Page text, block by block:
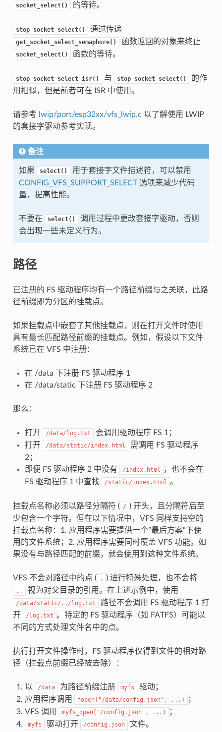
socket_select() 的等待。
stop_socket_select() 通过传递
get_socket_select_semaphore() 函数返回的对象来终止
socket_select() 函数的等待。
stop_socket_select_isr() 与 stop_socket_select()
的作
用相似，但是前者可在 ISR 中使用。
请参考 lwip/port/esp32xx/vfs_lwip.c 以了解使用 LWIP
的套接字驱动参考实现。
备注
如果 select()
用于套接字文件描述符，可以禁用
CONFIG_VFS_SUPPORT_SELECT选项来减少代码
量，提高性能。
不要在 select()
调用过程中更改套接字驱动，否则
会出现一些未定义行为。
路径
已注册的 FS 驱动程序均有一个路径前缀与之关联，此路
径前缀即为分区的挂载点。
如果挂载点中嵌套了其他挂载点，则在打开文件时使用
具有最长匹配路径前缀的挂载点。例如，假设以下文件
系统已在 VFS 中注册：
在 /data 下注册 FS 驱动程序 1
在 /data/static 下注册 FS 驱动程序 2
那么：
打开 /data/log.txt
会调用驱动程序 FS 1；
打开
/data/static/index.html
需调用 FS 驱动程序
2；
即便 FS 驱动程序 2 中没有
/index.html
，也不会在
FS 驱动程序 1 中查找
/static/index.html 。
挂载点名称必须以路径分隔符 ( / ) 开头，且分隔符后至
少包含一个字符。但在以下情况中，VFS 同样支持空的
挂载点名称：1. 应用程序需要提供一个”最后方案“下使
用的文件系统；2. 应用程序需要同时覆盖 VFS 功能。如
果没有与路径匹配的前缀，就会使用到这种文件系统。
VFS 不会对路径中的点 ( . ) 进行特殊处理，也不会将
.. 视为对父目录的引用。在上述示例中，使用
/data/static/../log.txt
路径不会调用 FS 驱动程序 1 打
开
/log.txt 。特定的 FS 驱动程序（如 FATFS）可能以
不同的方式处理文件名中的点。
执行打开文件操作时，FS 驱动程序仅得到文件的相对路
径（挂载点前缀已经被去除）：
以 /data 为路径前缀注册 myfs
驱动；
应用程序调用
fopen("/data/config.json", ...)
；
VFS 调用
myfs_open("/config.json", ...) ；
myfs 驱动打开 /config.json 文件。